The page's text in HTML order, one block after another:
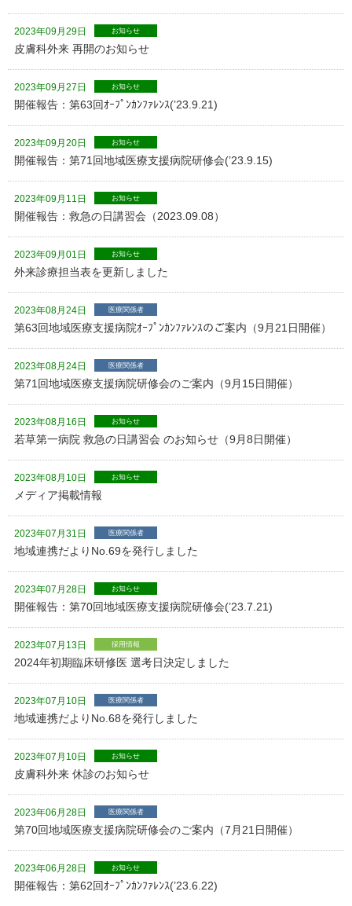
2023年09月29日 お知らせ
皮膚科外来 再開のお知らせ
2023年09月27日 お知らせ
開催報告：第63回ｵｰﾌﾟﾝｶﾝﾌｧﾚﾝｽ(’23.9.21)
2023年09月20日 お知らせ
開催報告：第71回地域医療支援病院研修会(’23.9.15)
2023年09月11日 お知らせ
開催報告：救急の日講習会（2023.09.08）
2023年09月01日 お知らせ
外来診療担当表を更新しました
2023年08月24日 医療関係者
第63回地域医療支援病院ｵｰﾌﾟﾝｶﾝﾌｧﾚﾝｽのご案内（9月21日開催）
2023年08月24日 医療関係者
第71回地域医療支援病院研修会のご案内（9月15日開催）
2023年08月16日 お知らせ
若草第一病院 救急の日講習会 のお知らせ（9月8日開催）
2023年08月10日 お知らせ
メディア掲載情報
2023年07月31日 医療関係者
地域連携だよりNo.69を発行しました
2023年07月28日 お知らせ
開催報告：第70回地域医療支援病院研修会(’23.7.21)
2023年07月13日 採用情報
2024年初期臨床研修医 選考日決定しました
2023年07月10日 医療関係者
地域連携だよりNo.68を発行しました
2023年07月10日 お知らせ
皮膚科外来 休診のお知らせ
2023年06月28日 医療関係者
第70回地域医療支援病院研修会のご案内（7月21日開催）
2023年06月28日 お知らせ
開催報告：第62回ｵｰﾌﾟﾝｶﾝﾌｧﾚﾝｽ(’23.6.22)